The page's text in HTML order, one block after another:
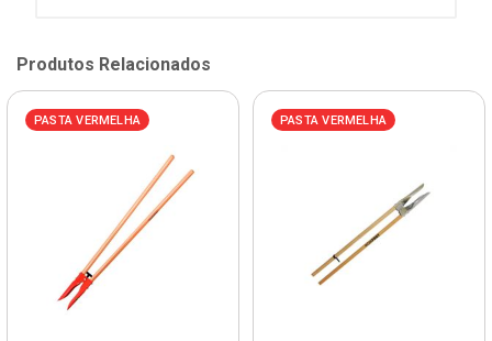
Produtos Relacionados
PASTA VERMELHA PASTA VERMELHA